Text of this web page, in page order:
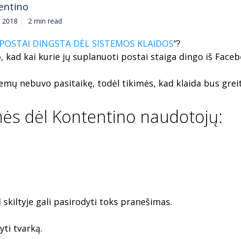
2018 2 min read
DINGSTA DĖL SISTEMOS KLAIDOS“?
kad kai kurie jų suplanuoti postai staiga dingo iš
nebuvo pasitaikę, todėl tikimės, kad klaida bus
dėl Kontentino naudotojų:
gali pasirodyti toks pranešimas.
tvarką.